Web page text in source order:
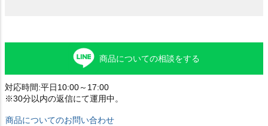
商品についての相談をする
対応時間:平日10:00～17:00
※30分以内の返信にて運用中。
商品についてのお問い合わせ